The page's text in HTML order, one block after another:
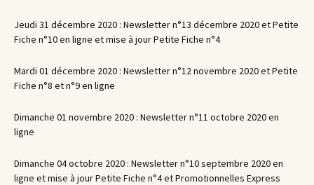
Jeudi 31 décembre 2020 : Newsletter n°13 décembre 2020 et Petite
Fiche n°10 en ligne et mise à jour Petite Fiche n°4
Mardi 01 décembre 2020 : Newsletter n°12 novembre 2020 et Petite
Fiche n°8 et n°9 en ligne
Dimanche 01 novembre 2020 : Newsletter n°11 octobre 2020 en
ligne
Dimanche 04 octobre 2020 : Newsletter n°10 septembre 2020 en
ligne et mise à jour Petite Fiche n°4 et Promotionnelles Express